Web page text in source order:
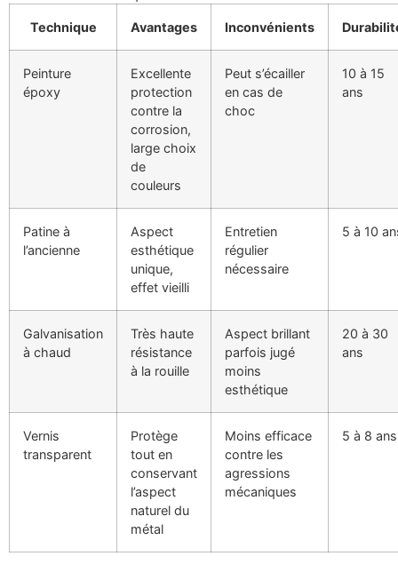
Technique Avantages Inconvénients
Peinture
époxy
Excellente
protection
contre la
corrosion,
large choix
de
couleurs
Peut s’écailler
en cas de
choc
10 à 15
ans
Patine à
l’ancienne
Aspect
esthétique
unique,
effet vieilli
Entretien
régulier
nécessaire
5 à 10
Galvanisation
à chaud
Très haute
résistance
à la rouille
Aspect brillant
parfois jugé
moins
esthétique
20 à 30
ans
Vernis
transparent
Protège
tout en
conservant
l’aspect
naturel du
métal
Moins efficace
contre les
agressions
mécaniques
5 à 8 ans